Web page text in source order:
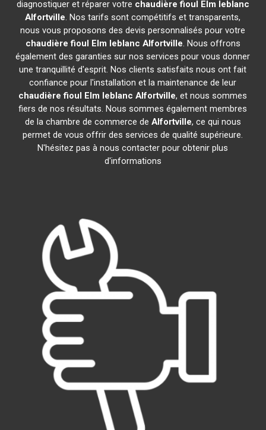
diagnostiquer et réparer votre chaudière fioul Elm leblanc
Alfortville. Nos tarifs sont compétitifs et transparents,
nous vous proposons des devis personnalisés pour votre
chaudière fioul Elm leblanc Alfortville. Nous offrons
également des garanties sur nos services pour vous donner
une tranquillité d'esprit. Nos clients satisfaits nous ont fait
confiance pour l'installation et la maintenance de leur
chaudière fioul Elm leblanc Alfortville, et nous sommes
fiers de nos résultats. Nous sommes également membres
de la chambre de commerce de Alfortville, ce qui nous
permet de vous offrir des services de qualité supérieure.
N'hésitez pas à nous contacter pour obtenir plus
d'informations